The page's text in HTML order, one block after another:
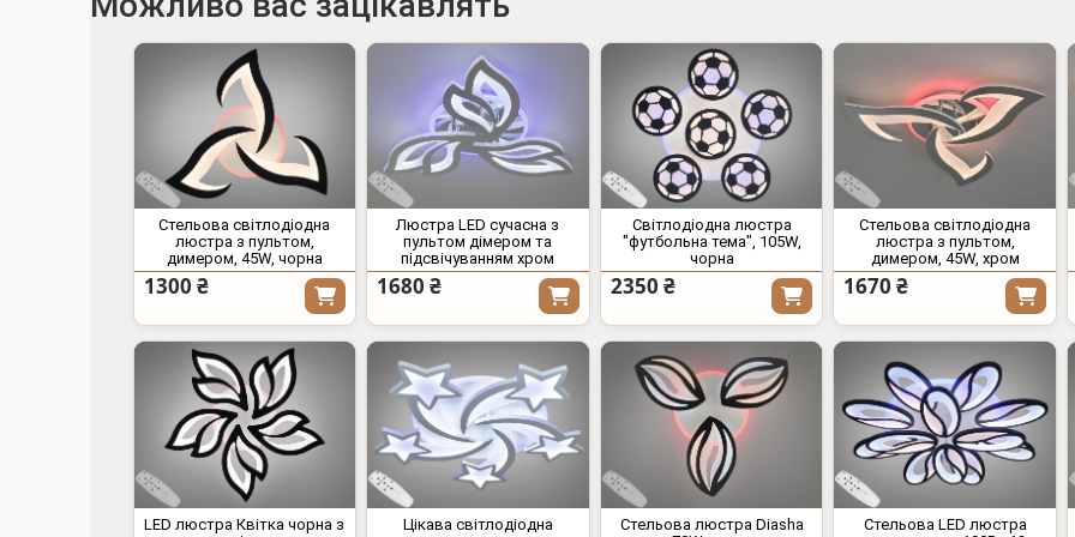
Стельова світлодіодна
люстра з пультом,
димером, 45W, чорна
1300 ₴
Люстра LED сучасна з
пультом дімером та
підсвічуванням хром
1680 ₴
Світлодіодна люстра
"футбольна тема", 105W,
чорна
2350 ₴
Стельова світлодіодна
люстра з пультом,
димером, 45W, хром
1670 ₴
LED люстра Квітка чорна з
Цікава світлодіодна
Стельова люстра Diasha
Стельова LED люстра